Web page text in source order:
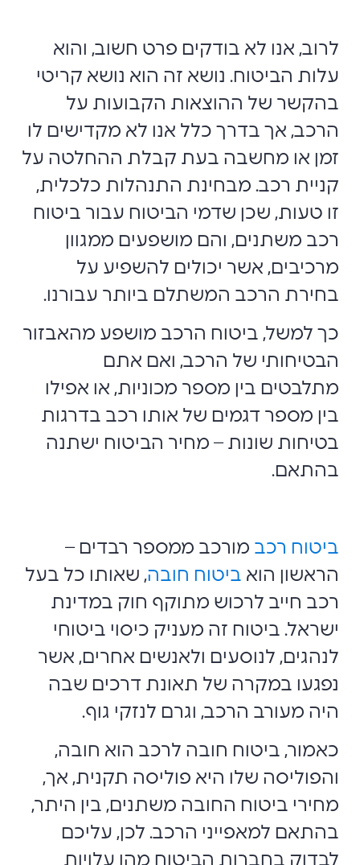
לרוב, אנו לא בודקים פרט חשוב, והוא
עלות הביטוח. נושא זה הוא נושא קריטי
בהקשר של ההוצאות הקבועות על
הרכב, אך בדרך כלל אנו לא מקדישים לו
זמן או מחשבה בעת קבלת ההחלטה על
קניית רכב. מבחינת התנהלות כלכלית,
זו טעות, שכן שדמי הביטוח עבור ביטוח
רכב משתנים, והם מושפעים ממגוון
מרכיבים, אשר יכולים להשפיע על
בחירת הרכב המשתלם ביותר עבורנו.
כך למשל, ביטוח הרכב מושפע מהאבזור
הבטיחותי של הרכב, ואם אתם
מתלבטים בין מספר מכוניות, או אפילו
בין מספר דגמים של אותו רכב בדרגות
בטיחות שונות – מחיר הביטוח ישתנה
בהתאם.
ביטוח רכב מורכב ממספר רבדים –
הראשון הוא ביטוח חובה, שאותו כל בעל
רכב חייב לרכוש מתוקף חוק במדינת
ישראל. ביטוח זה מעניק כיסוי ביטוחי
לנהגים, לנוסעים ולאנשים אחרים, אשר
נפגעו במקרה של תאונת דרכים שבה
היה מעורב הרכב, וגרם לנזקי גוף.
כאמור, ביטוח חובה לרכב הוא חובה,
והפוליסה שלו היא פוליסה תקנית, אך,
מחירי ביטוח החובה משתנים, בין היתר,
בהתאם למאפייני הרכב. לכן, עליכם
לבדוק בחברות הביטוח מהן עלויות